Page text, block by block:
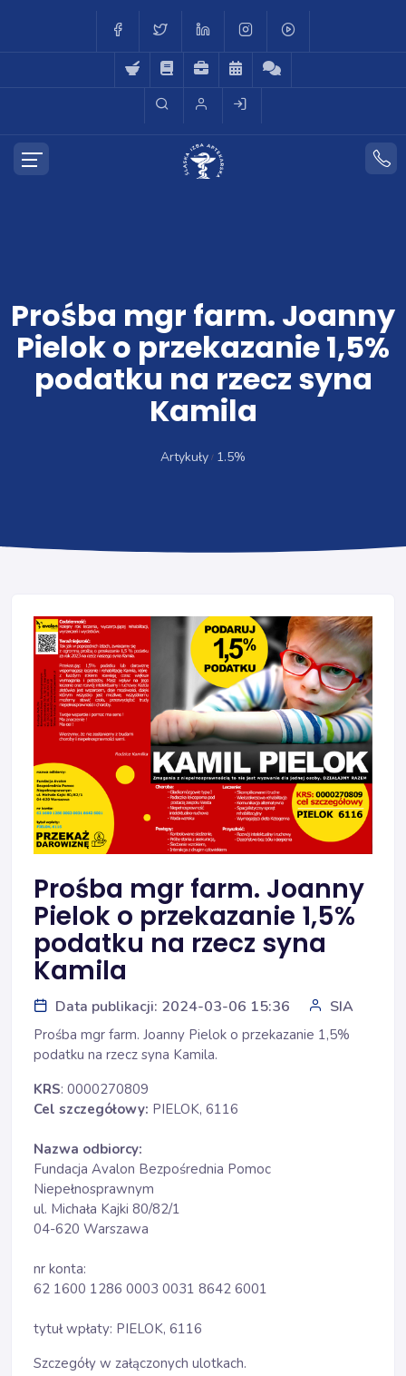
Prośba mgr farm. Joanny
Pielok o przekazanie 1,5%
podatku na rzecz syna
Kamila
Artykuły 1.5%
Prośba mgr farm. Joanny
Pielok o przekazanie 1,5%
podatku na rzecz syna
Kamila
Data publikacji: 2024-03-06 15:36 SIA
Prośba mgr farm. Joanny Pielok o przekazanie 1,5%
podatku na rzecz syna Kamila.
KRS: 0000270809
Cel szczegółowy: PIELOK, 6116
Nazwa odbiorcy:
Fundacja Avalon Bezpośrednia Pomoc
Niepełnosprawnym
ul. Michała Kajki 80/82/1
04-620 Warszawa
nr konta:
62 1600 1286 0003 0031 8642 6001
tytuł wpłaty: PIELOK, 6116
Szczegóły w załączonych ulotkach.